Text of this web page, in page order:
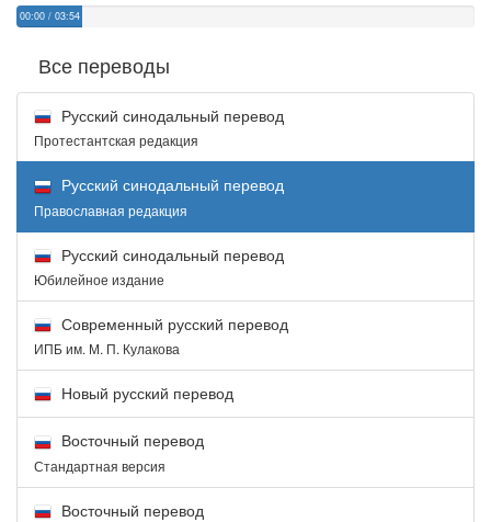
00:00 / 03:54
Все переводы
Русский синодальный перевод
Протестантская редакция
Русский синодальный перевод
Православная редакция
Русский синодальный перевод
Юбилейное издание
Современный русский перевод
ИПБ им. М. П. Кулакова
Новый русский перевод
Восточный перевод
Стандартная версия
Восточный перевод